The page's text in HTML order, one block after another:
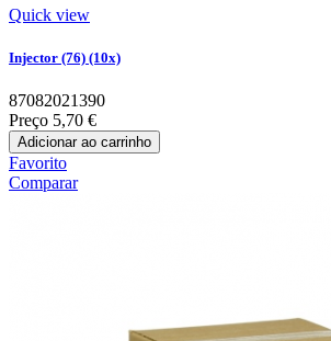
Quick view
Injector (76) (10x)
87082021390
Preço 5,70 €
Adicionar ao carrinho
Favorito
Comparar